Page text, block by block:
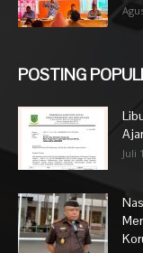
POSTING
Juli